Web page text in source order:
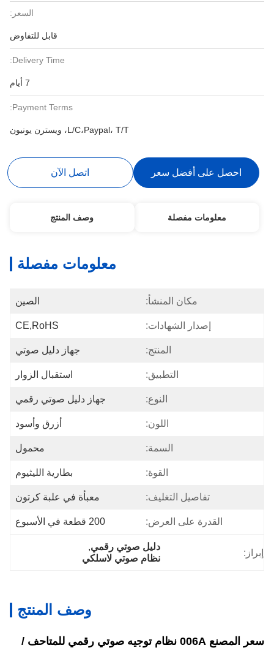
السعر:
قابل للتفاوض
Delivery Time:
7 أيام
Payment Terms:
L/C،Paypal، T/T، ويسترن يونيون
احصل على أفضل سعر اتصل الآن
معلومات مفصلة وصف المنتج
معلومات مفصلة
مكان المنشأ: الصين
إصدار الشهادات: CE,RoHS
المنتج: جهاز دليل صوتي
التطبيق: استقبال الزوار
النوع: جهاز دليل صوتي رقمي
اللون: أزرق وأسود
السمة: محمول
القوة: بطارية الليثيوم
تفاصيل التغليف: معبأة في علبة كرتون
القدرة على العرض: 200 قطعة في الأسبوع
إبراز:
دليل صوتي رقمي,
نظام صوتي لاسلكي
وصف المنتج
سعر المصنع 006A نظام توجيه صوتي رقمي للمتاحف /